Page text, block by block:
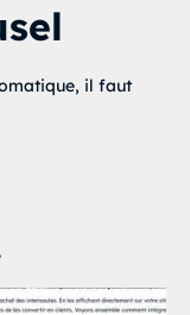
il faut